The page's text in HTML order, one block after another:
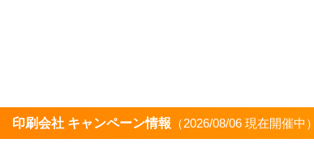
印刷会社 キャンペーン情報 （2026/08/06 現在開催中）